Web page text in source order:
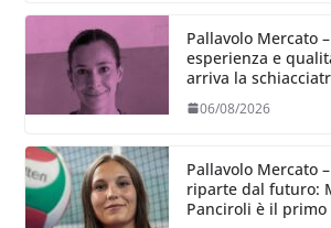
Pallavolo Mercato
esperienza e
arriva la
Alessia Castellucci
06/08/2026
Pallavolo Mercato
riparte dal futuro:
Panciroli è il primo